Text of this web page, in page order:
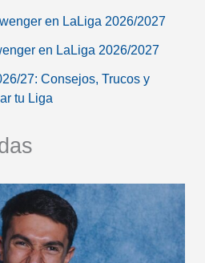
en LaLiga 2026/2027
en LaLiga 2026/2027
27: Consejos, Trucos y
tu Liga